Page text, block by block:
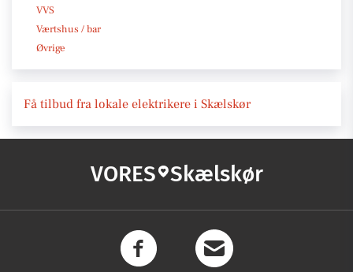
VVS
Værtshus / bar
Øvrige
Få tilbud fra lokale elektrikere i Skælskør
VORES Skælskør